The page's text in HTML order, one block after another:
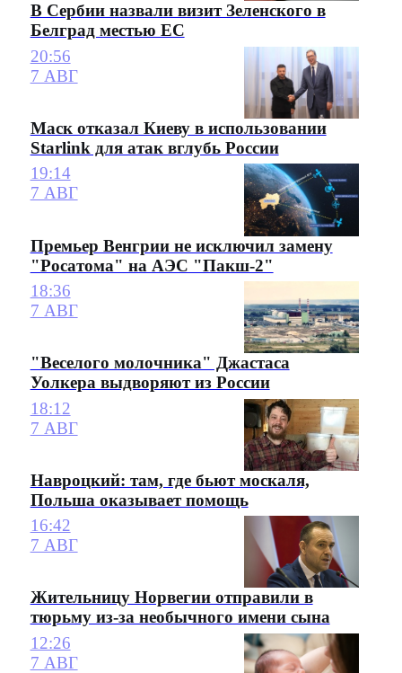
В Сербии назвали визит Зеленского в
Белград местью ЕС
20:56
7 АВГ
Маск отказал Киеву в использовании
Starlink для атак вглубь России
19:14
7 АВГ
Премьер Венгрии не исключил замену
"Росатома" на АЭС "Пакш-2"
18:36
7 АВГ
"Веселого молочника" Джастаса
Уолкера выдворяют из России
18:12
7 АВГ
Навроцкий: там, где бьют москаля,
Польша оказывает помощь
16:42
7 АВГ
Жительницу Норвегии отправили в
тюрьму из-за необычного имени сына
12:26
7 АВГ